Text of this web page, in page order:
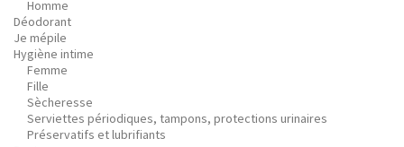
Homme
Déodorant
Je mépile
Hygiène intime
Femme
Fille
Sècheresse
Serviettes périodiques, tampons, protections urinaires
Préservatifs et lubrifiants